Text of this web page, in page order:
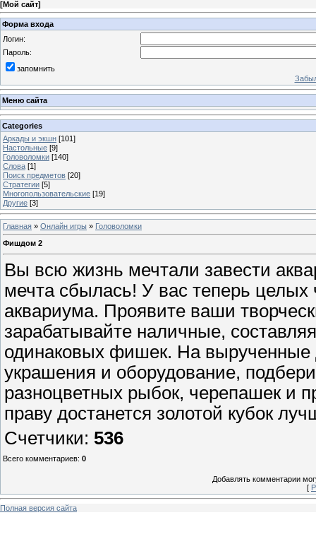
[Мой сайт]
Форма входа
Логин:
Пароль:
запомнить
Меню сайта
Categories
Аркады и экшн [101]
Настольные [9]
Головоломки [140]
Слова [1]
Поиск предметов [20]
Стратегии [5]
Многопользовательские [19]
Другие [3]
Главная » Онлайн игры » Головоломки
Фишдом 2
Вы всю жизнь мечтали завести
мечта сбылась! У вас теперь целых
аквариума. Проявите ваши
зарабатывайте наличные,
одинаковых фишек. На вырученные
украшения и оборудование,
разноцветных рыбок, черепашек и
праву достанется золотой кубок
Счетчики: 536
Всего комментариев: 0
Добавлять комментарии
[
Полная версия сайта